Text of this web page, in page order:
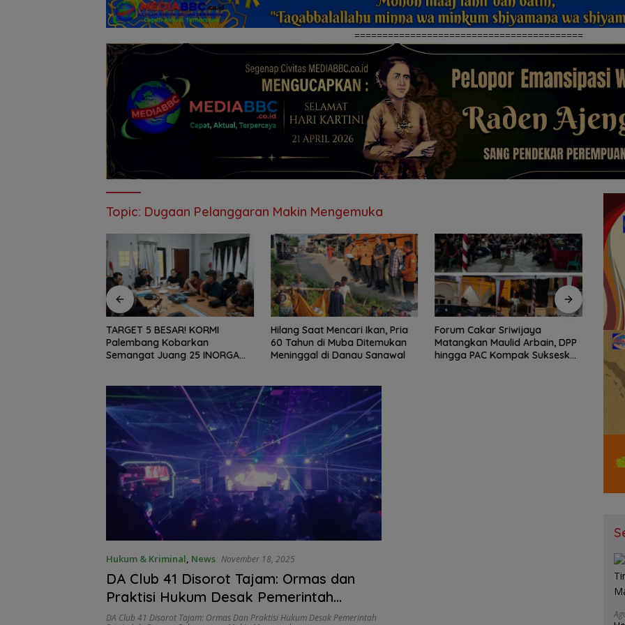
=========================================
Topic: Dugaan Pelanggaran Makin Mengemuka
TARGET 5 BESAR! KORMI
Palembang Kobarkan
Semangat Juang 25 INORGA
Hilang Saat Mencari Ikan, Pria
60 Tahun di Muba Ditemukan
Meninggal di Danau Sanawal
Forum Cakar Sriwijaya
Matangkan Maulid Arbain, DPP
hingga PAC Kompak Sukseskan
Hukum & Kriminal, News November 18, 2025
DA Club 41 Disorot Tajam: Ormas dan
Praktisi Hukum Desak Pemerintah
Bertindak, Dugaan Pelanggaran Makin
DA Club 41 Disorot Tajam: Ormas Dan Praktisi Hukum Desak Pemerintah